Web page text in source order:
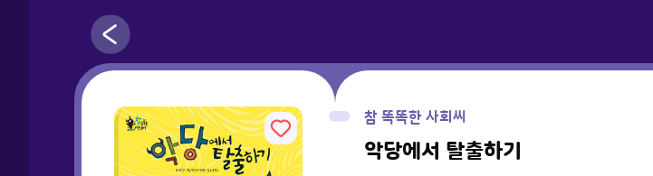
참 똑똑한 사회씨
악당에서 탈출하기